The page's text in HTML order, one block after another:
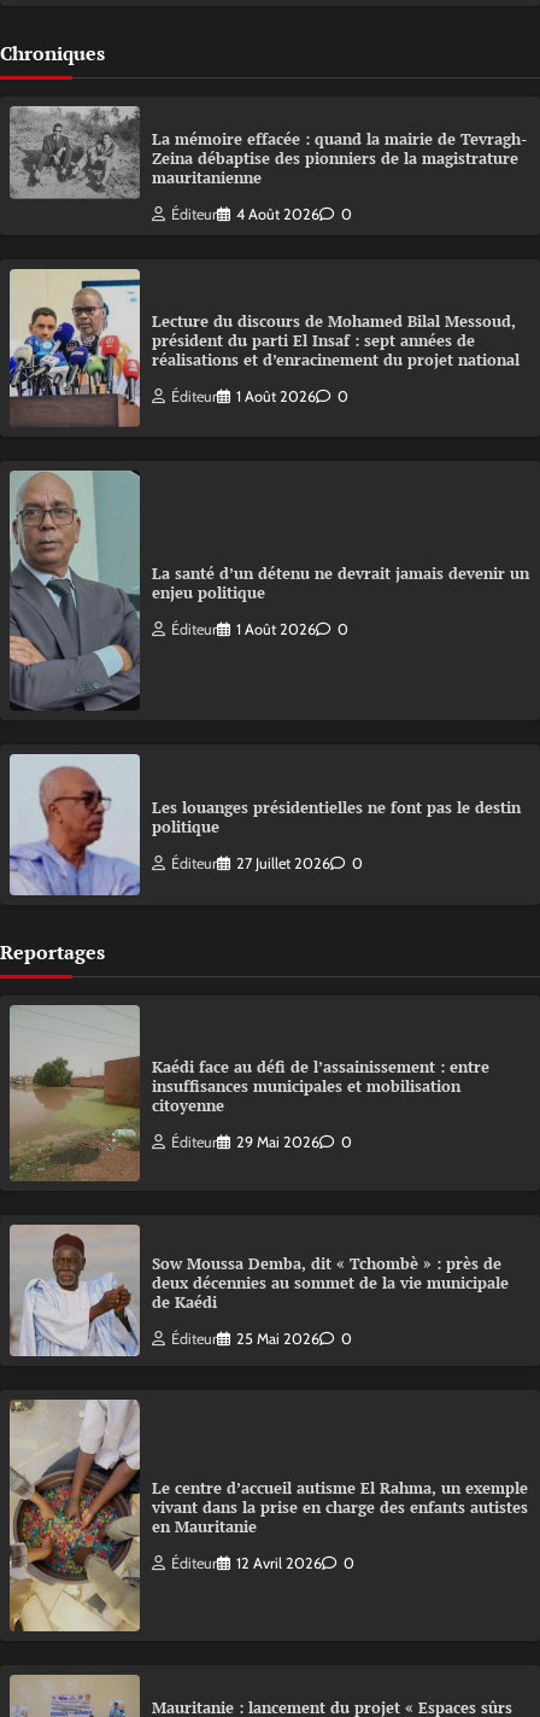
Chroniques
La mémoire effacée : quand la mairie de Tevragh-
Zeina débaptise des pionniers de la magistrature
mauritanienne
Éditeur 4 Août 2026 0
Lecture du discours de Mohamed Bilal Messoud,
président du parti El Insaf : sept années de
réalisations et d’enracinement du projet national
Éditeur 1 Août 2026 0
La santé d’un détenu ne devrait jamais devenir un
enjeu politique
Éditeur 1 Août 2026 0
Les louanges présidentielles ne font pas le destin
politique
Éditeur 27 Juillet 2026 0
Reportages
Kaédi face au défi de l’assainissement : entre
insuffisances municipales et mobilisation
citoyenne
Éditeur 29 Mai 2026 0
Sow Moussa Demba, dit « Tchombè » : près de
deux décennies au sommet de la vie municipale
de Kaédi
Éditeur 25 Mai 2026 0
Le centre d’accueil autisme El Rahma, un exemple
vivant dans la prise en charge des enfants autistes
en Mauritanie
Éditeur 12 Avril 2026 0
Mauritanie : lancement du projet « Espaces sûrs